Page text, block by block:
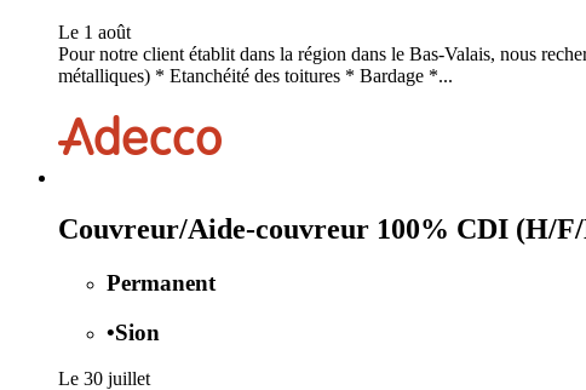
Le 1 août
Pour notre client établit dans la région dans le Bas-Valais, nous
métalliques) * Etanchéité des toitures * Bardage *...
Couvreur/Aide-couvreur 100% CDI (H/
Permanent
•Sion
Le 30 juillet